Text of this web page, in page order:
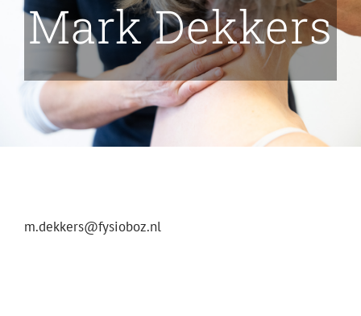
Over ons
Vacatures
Contact
Mark Dekkers
m.dekkers@fysioboz.nl